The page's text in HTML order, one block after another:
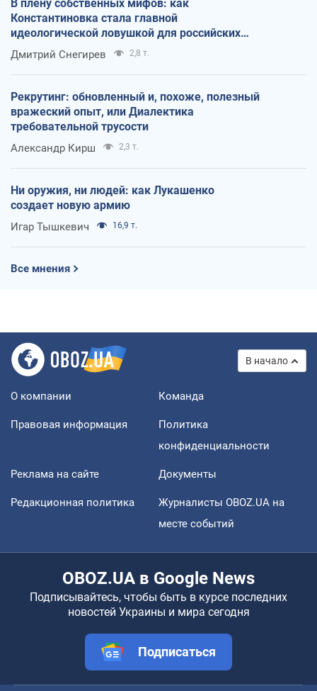
В плену собственных мифов: как
Константиновка стала главной
идеологической ловушкой для российских
оккупантов
Дмитрий Снегирев 2,8 т.
Рекрутинг: обновленный и, похоже, полезный
вражеский опыт, или Диалектика
требовательной трусости
Александр Кирш 2,3 т.
Ни оружия, ни людей: как Лукашенко
создает новую армию
Игар Тышкевич 16,9 т.
Все мнения
В начало
О компании Команда
Правовая информация
Политика
конфиденциальности
Реклама на сайте Документы
Редакционная политика
Журналисты OBOZ.UA на
месте событий
OBOZ.UA в Google News
Подписывайтесь, чтобы быть в курсе последних
новостей Украины и мира сегодня
Подписаться